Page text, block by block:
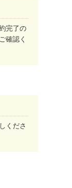
完了の
確認く
くださ